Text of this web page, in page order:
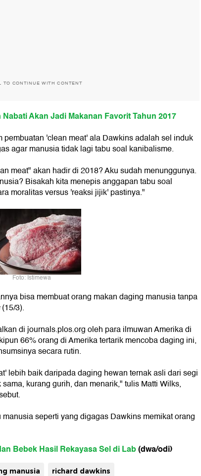
TO CONTINUE WITH CONTENT
Akan Jadi Makanan Favorit Tahun 2017
'clean meat' ala Dawkins adalah sel induk
agar manusia tidak lagi tabu soal kanibalisme.
meat" akan hadir di 2018? Aku sudah menunggunya.
Bisakah kita menepis anggapan tabu soal
moralitas versus 'reaksi jijik' pastinya."
Foto: Istimewa
bisa membuat orang makan daging manusia tanpa
(15/3).
di journals.plos.org oleh para ilmuwan Amerika di
66% orang di Amerika tertarik mencoba daging ini,
secara rutin.
lebih baik daripada daging hewan ternak asli dari segi
kurang gurih, dan menarik," tulis Matti Wilks,
seperti yang digagas Dawkins memikat orang
Bebek Hasil Rekayasa Sel di Lab(dwa/odi)
manusia richard dawkins